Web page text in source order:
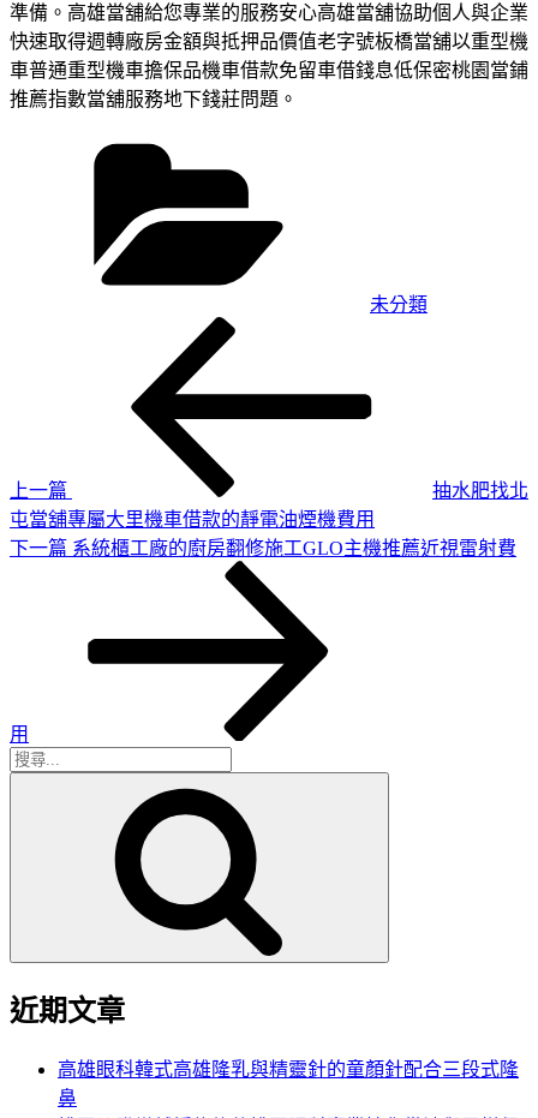
準備。高雄當舖給您專業的服務安心高雄當舖協助個人與企業
快速取得週轉廠房金額與抵押品價值老字號板橋當舖以重型機
車普通重型機車擔保品機車借款免留車借錢息低保密桃園當鋪
推薦指數當舖服務地下錢莊問題。
未分類
上一篇
抽水肥找北
屯當舖專屬大里機車借款的靜電油煙機費用
下
下一篇 系統櫃工廠的廚房翻修施工GLO主機推薦近視雷射費
用
搜
近期文章
高雄眼科韓式高雄隆乳與精靈針的童顏針配合三段式隆
鼻